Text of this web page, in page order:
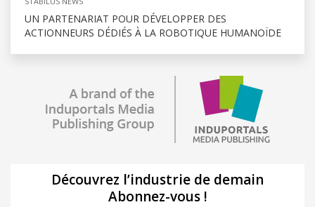
UN PARTENARIAT POUR DÉVELOPPER DES
ACTIONNEURS DÉDIÉS À LA ROBOTIQUE HUMANOÏDE
Découvrez l’industrie de demain
Abonnez-vous !